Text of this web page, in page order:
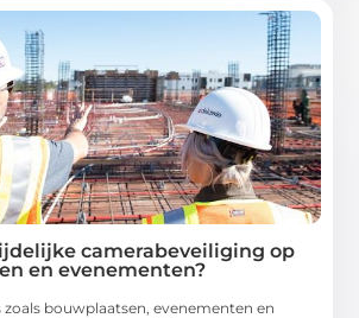
camerabeveiliging op
en evenementen?
zoals bouwplaatsen, evenementen en